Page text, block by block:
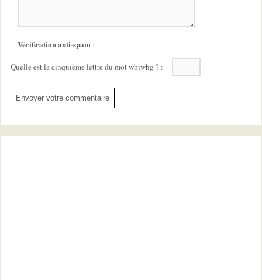
Vérification anti-spam :
Quelle est la cinquième lettre du mot wbiwhg ? :